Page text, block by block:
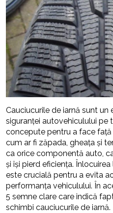
Cauciucurile de iarnă sunt un
siguranței autovehiculului pe
concepute pentru a face
cum ar fi zăpada, gheața și
ca orice componentă auto,
și își pierd eficiența.
este crucială pentru a evita
performanța vehiculului. În
5 semne clare care indică
schimbi cauciucurile de iarnă.